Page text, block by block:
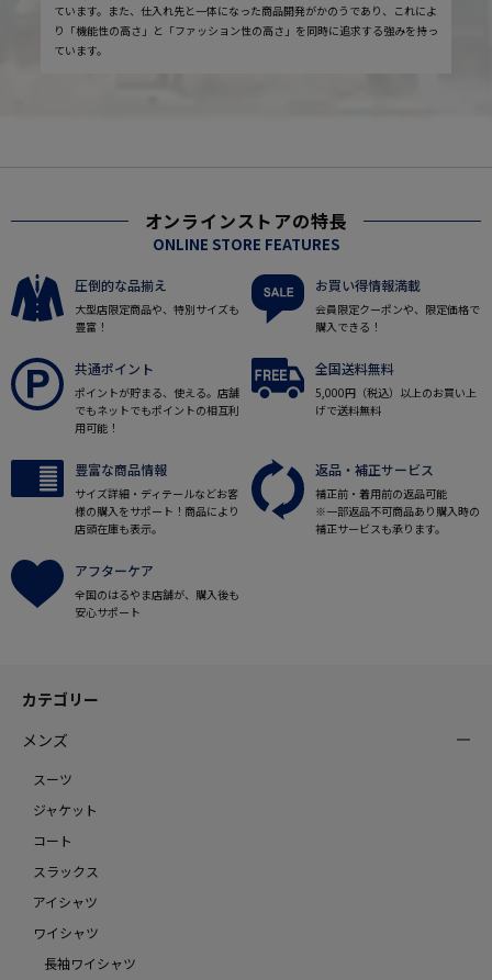
ています。また、仕入れ先と一体になった商品開発がかのうであり、これによ
り「機能性の高さ」と「ファッション性の高さ」を同時に追求する強みを持っ
ています。
オンラインストアの特長
ONLINE STORE FEATURES
圧倒的な品揃え
大型店限定商品や、特別サイズも
豊富！
お買い得情報満載
会員限定クーポンや、限定価格で
購入できる！
共通ポイント
ポイントが貯まる、使える。店舗
でもネットでもポイントの相互利
用可能！
全国送料無料
5,000円（税込）以上のお買い上
げで送料無料
豊富な商品情報
サイズ詳細・ディテールなどお客
様の購入をサポート！商品により
店頭在庫も表示。
返品・補正サービス
補正前・着用前の返品可能
※一部返品不可商品あり購入時の
補正サービスも承ります。
アフターケア
全国のはるやま店舗が、購入後も
安心サポート
カテゴリー
メンズ
スーツ
ジャケット
コート
スラックス
アイシャツ
ワイシャツ
長袖ワイシャツ